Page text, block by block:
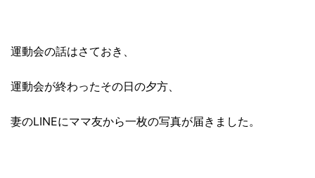
運動会の話はさておき、
運動会が終わったその日の夕方、
妻のLINEにママ友から一枚の写真が届きました。